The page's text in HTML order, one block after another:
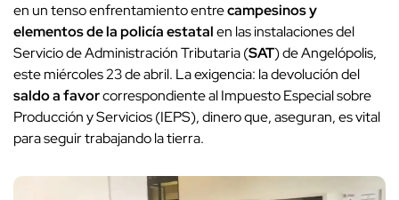
en un tenso enfrentamiento entrecampesinos y
elementos de la policía estatalen las instalaciones del
Servicio de Administración Tributaria (SAT) de Angelópolis,
este miércoles 23 de abril. La exigencia: la devolución del
saldo a favorcorrespondiente al Impuesto Especial sobre
Producción y Servicios (IEPS), dinero que, aseguran, es vital
para seguir trabajando la tierra.